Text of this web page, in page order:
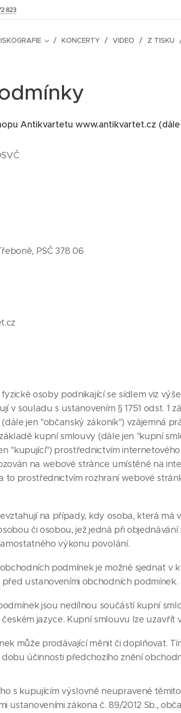
823
KONCERTY VIDEO Z TISKU
Antikvartetu www.antikvartet.cz
PSČ 378 06
osoby podnikající se sídlem viz
v souladu s ustanovením § 1751 odst. 1
jen "občanský zákoník") vzájemná
kupní smlouvy (dále jen "kupní
"kupující") prostřednictvím
na webové stránce umístěné na
to prostřednictvím rozhraní webové
na případy, kdy osoba, která má
či osobou, jež jedná při
výkonu povolání.
podmínek je možné sjednat v
ustanoveními obchodních podmínek.
jsou nedílnou součástí kupní
jazyce. Kupní smlouvu lze uzavřít
může prodávající měnit či doplňovat.
účinnosti předchozího znění
s kupujícím výslovně neupravené
ustanoveními zákona č. 89/2012 Sb.,